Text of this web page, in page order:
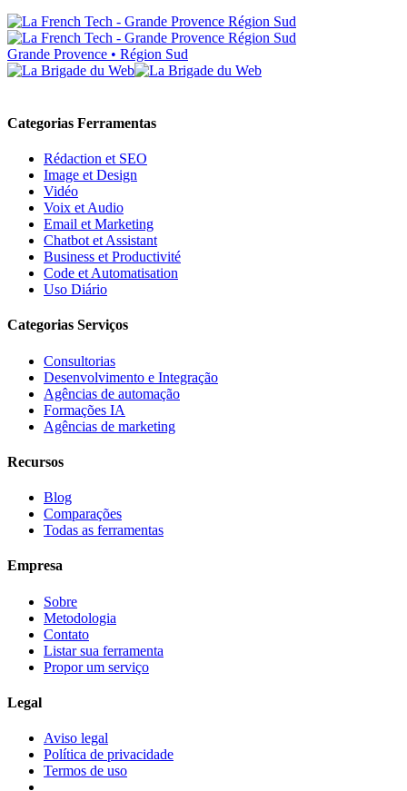
Grande Provence • Région Sud
Categorias Ferramentas
Rédaction et SEO
Image et Design
Vidéo
Voix et Audio
Email et Marketing
Chatbot et Assistant
Business et Productivité
Code et Automatisation
Uso Diário
Categorias Serviços
Consultorias
Desenvolvimento e Integração
Agências de automação
Formações IA
Agências de marketing
Recursos
Blog
Comparações
Todas as ferramentas
Empresa
Sobre
Metodologia
Contato
Listar sua ferramenta
Propor um serviço
Legal
Aviso legal
Política de privacidade
Termos de uso